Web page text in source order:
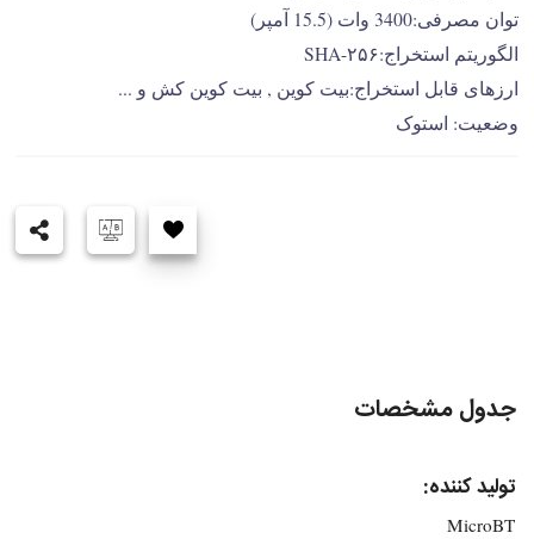
توان مصرفی:3400 وات (15.5 آمپر)
الگوریتم استخراج:SHA-۲۵۶
ارزهای قابل استخراج:بیت کوین , بیت کوین کش و ...
وضعیت: استوک
جدول مشخصات
تولید کننده:
MicroBT